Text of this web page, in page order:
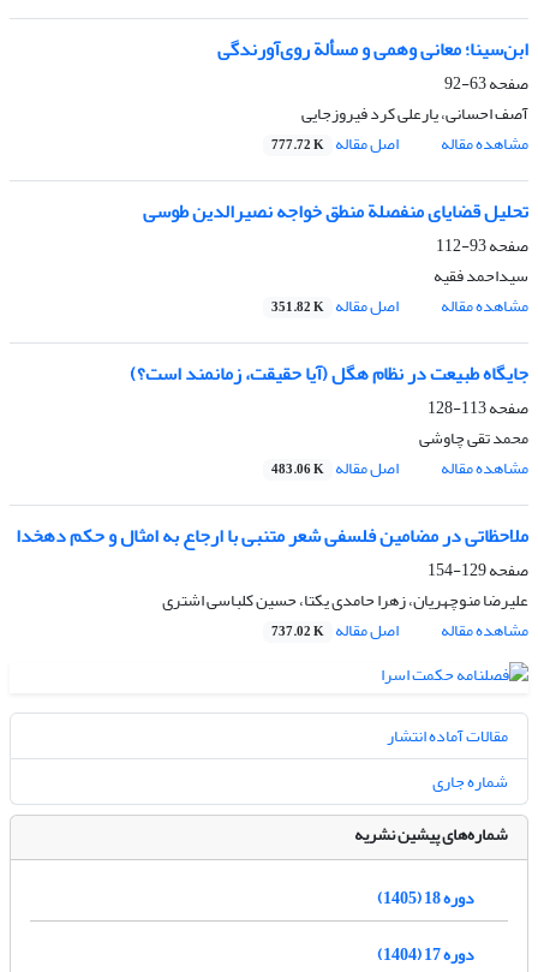
ابن‌سینا؛ معانی وهمی و مسألة روی‌آورندگی
صفحه63-92
آصف احسانی، یارعلی کرد فیروزجایی
مشاهده مقاله
اصل مقاله 777.72 K
تحلیل قضایای منفصلة منطق خواجه نصیرالدین ‌طوسی
صفحه93-112
سیداحمد فقیه
مشاهده مقاله
اصل مقاله 351.82 K
جایگاه طبیعت در نظام هگل (آیا حقیقت، زمانمند است؟)
صفحه113-128
محمد تقی چاوشی
مشاهده مقاله
اصل مقاله 483.06 K
ملاحظاتی در مضامین فلسفی شعر متنبی با ارجاع به امثال و حکم دهخدا
صفحه129-154
علیرضا منوچهریان، زهرا حامدی یکتا، حسین کلباسی اشتری
مشاهده مقاله
اصل مقاله 737.02 K
مقالات آماده انتشار
شماره جاری
شماره‌های پیشین نشریه
دوره 18 (1405)
دوره 17 (1404)